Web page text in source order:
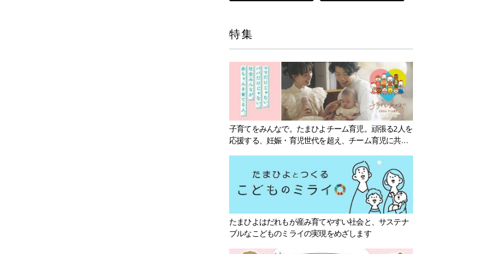
特集
子育てをみんなで。たまひよチーム育児。頑張る2人を
応援する、妊娠・育児世代を超え、チーム育児に共感
たまひよはだれもが産み育てやすい社会と、サステナ
ブルなこどものミライの実現をめざします